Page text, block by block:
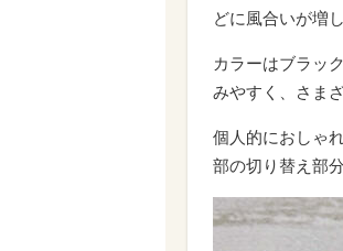
どに風合いが増
カラーはブラッ
みやすく、さま
個人的におしゃ
部の切り替え部